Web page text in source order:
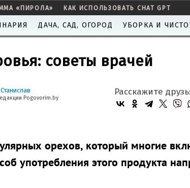
«ПИРОЛА» КАК ИСПОЛЬЗОВАТЬ CHAT GPT
ДАЧА, САД, ОГОРОД УБОРКА И
советы врачей
Pogovorim.by
Расскажите
орехов, который многие
употребления этого продукта